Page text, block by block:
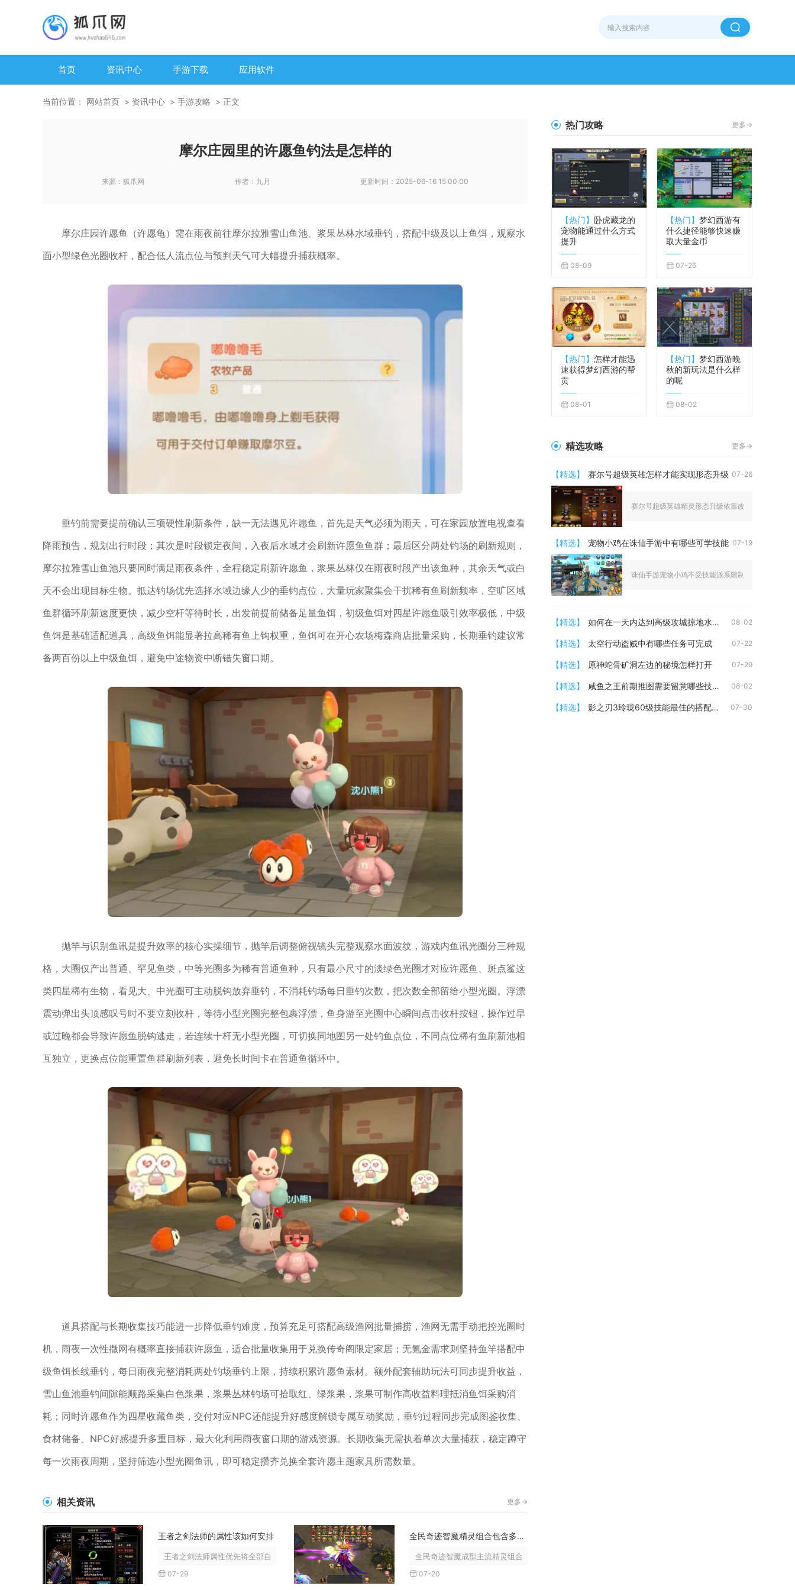
首页 资讯中心 手游下载 应用软件
当前位置： 网站首页 资讯中心 手游攻略 正文
摩尔庄园里的许愿鱼钓法是怎样的
来源： 狐爪网 作者： 九月 更新时间： 2025-06-16 15:00:00
摩尔庄园许愿鱼（许愿龟）需在雨夜前往摩尔拉雅雪山鱼池、浆果丛林水域垂钓，搭配中级及以上鱼饵，观察水
面小型绿色光圈收杆，配合低人流点位与预判天气可大幅提升捕获概率。
垂钓前需要提前确认三项硬性刷新条件，缺一无法遇见许愿鱼，首先是天气必须为雨天，可在家园放置电视查看
降雨预告，规划出行时段；其次是时段锁定夜间，入夜后水域才会刷新许愿鱼鱼群；最后区分两处钓场的刷新规则，
摩尔拉雅雪山鱼池只要同时满足雨夜条件，全程稳定刷新许愿鱼，浆果丛林仅在雨夜时段产出该鱼种，其余天气或白
天不会出现目标生物。抵达钓场优先选择水域边缘人少的垂钓点位，大量玩家聚集会干扰稀有鱼刷新频率，空旷区域
鱼群循环刷新速度更快，减少空杆等待时长，出发前提前储备足量鱼饵，初级鱼饵对四星许愿鱼吸引效率极低，中级
鱼饵是基础适配道具，高级鱼饵能显著拉高稀有鱼上钩权重，鱼饵可在开心农场梅森商店批量采购，长期垂钓建议常
备两百份以上中级鱼饵，避免中途物资中断错失窗口期。
抛竿与识别鱼讯是提升效率的核心实操细节，抛竿后调整俯视镜头完整观察水面波纹，游戏内鱼讯光圈分三种规
格，大圈仅产出普通、罕见鱼类，中等光圈多为稀有普通鱼种，只有最小尺寸的淡绿色光圈才对应许愿鱼、斑点鲨这
类四星稀有生物，看见大、中光圈可主动脱钩放弃垂钓，不消耗钓场每日垂钓次数，把次数全部留给小型光圈。浮漂
震动弹出头顶感叹号时不要立刻收杆，等待小型光圈完整包裹浮漂，鱼身游至光圈中心瞬间点击收杆按钮，操作过早
或过晚都会导致许愿鱼脱钩逃走，若连续十杆无小型光圈，可切换同地图另一处钓鱼点位，不同点位稀有鱼刷新池相
互独立，更换点位能重置鱼群刷新列表，避免长时间卡在普通鱼循环中。
道具搭配与长期收集技巧能进一步降低垂钓难度，预算充足可搭配高级渔网批量捕捞，渔网无需手动把控光圈时
机，雨夜一次性撒网有概率直接捕获许愿鱼，适合批量收集用于兑换传奇阁限定家居；无氪金需求则坚持鱼竿搭配中
级鱼饵长线垂钓，每日雨夜完整消耗两处钓场垂钓上限，持续积累许愿鱼素材。额外配套辅助玩法可同步提升收益，
雪山鱼池垂钓间隙能顺路采集白色浆果，浆果丛林钓场可拾取红、绿浆果，浆果可制作高收益料理抵消鱼饵采购消
耗；同时许愿鱼作为四星收藏鱼类，交付对应NPC还能提升好感度解锁专属互动奖励，垂钓过程同步完成图鉴收集、
食材储备、NPC好感提升多重目标，最大化利用雨夜窗口期的游戏资源。长期收集无需执着单次大量捕获，稳定蹲守
每一次雨夜周期，坚持筛选小型光圈鱼讯，即可稳定攒齐兑换全套许愿主题家具所需数量。
相关资讯 更多->
王者之剑法师的属性该如何安排
王者之剑法师属性优先将全部自由属性点集中分配给智力，绝技属性...
07-29
全民奇迹智魔精灵组合包含多少种不同的精灵
全民奇迹智魔成型主流精灵组合体系内，一共包含12种可自由搭配...
07-20
热门攻略 更多->
【热门】 卧虎藏龙的
宠物能通过什么方式
提升
08-09
【热门】 梦幻西游有
什么捷径能够快速赚
取大量金币
07-26
【热门】 怎样才能迅
速获得梦幻西游的帮
贡
08-01
【热门】 梦幻西游晚
秋的新玩法是什么样
的呢
08-02
精选攻略 更多->
【精选】 赛尔号超级英雄怎样才能实现形态升级 07-26
赛尔号超级英雄精灵形态升级依靠改造实验室进阶
【精选】 宠物小鸡在诛仙手游中有哪些可学技能 07-19
诛仙手游宠物小鸡不受技能派系限制，能够学习游
【精选】 如何在一天内达到高级攻城掠地水平 08-02
【精选】 太空行动盗贼中有哪些任务可完成 07-22
【精选】 原神蛇骨矿洞左边的秘境怎样打开 07-29
【精选】 咸鱼之王前期推图需要留意哪些技能发动时机 08-02
【精选】 影之刃3玲珑60级技能最佳的搭配是什么 07-30